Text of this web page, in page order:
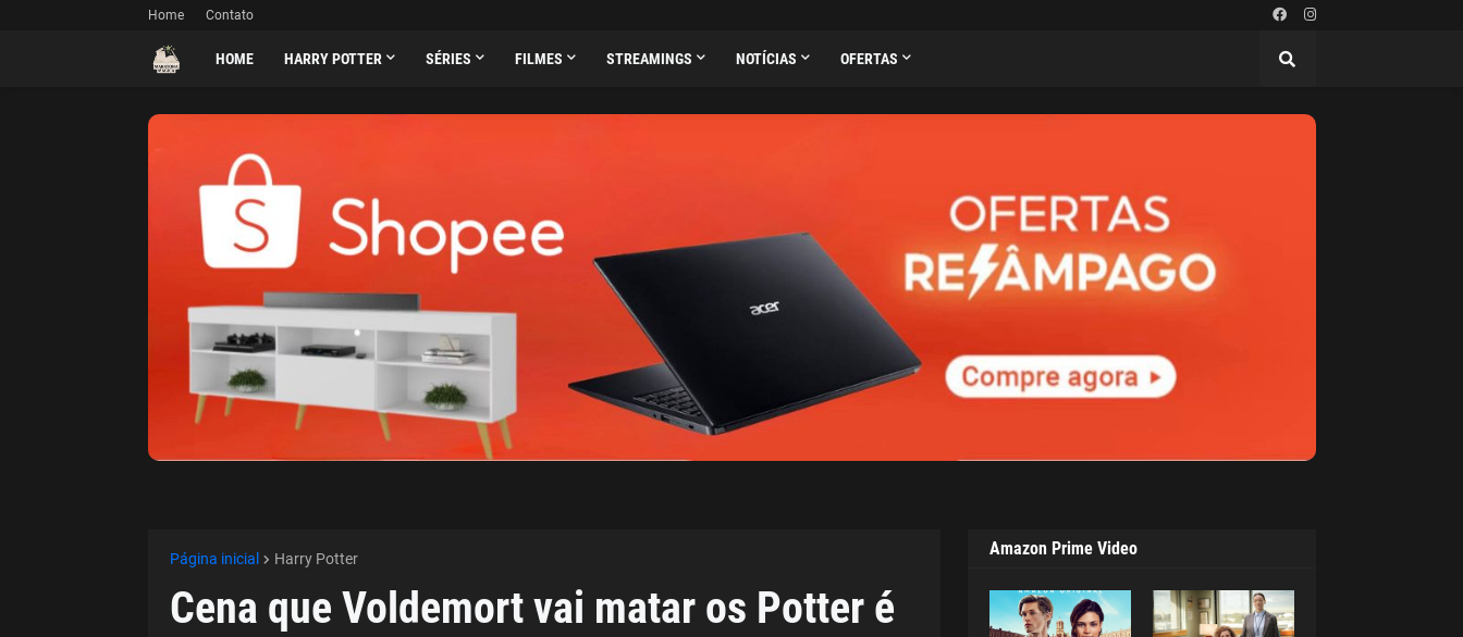
Home Contato
HOME HARRY POTTER SÉRIES FILMES STREAMINGS NOTÍCIAS OFERTAS
Página inicial Harry Potter
Cena que Voldemort vai matar os Potter é
Amazon Prime Video